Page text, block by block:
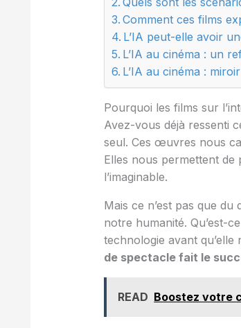
Comment ces films
L’IA peut-elle avoir
L’IA au cinéma : un
L’IA au cinéma :
Pourquoi les films sur
Avez-vous déjà ressenti
seul. Ces œuvres nous
Elles nous permettent de
l’imaginable.
Mais ce n’est pas que
notre humanité. Qu’est-
technologie avant
de spectacle fait le
READ Boostez votre